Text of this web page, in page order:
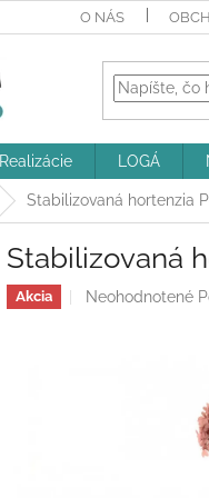
O NÁS
Realizácie LOGÁ
Stabilizovaná hortenzia
Stabilizovaná
Akcia
Priemerné
Neohodnotené